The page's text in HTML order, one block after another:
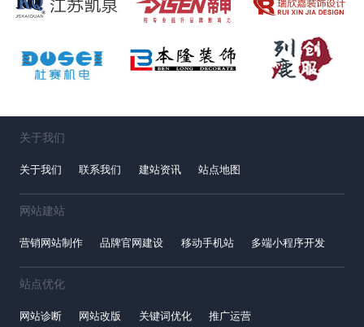
关于我们
关于我们 联系我们 建站资讯 站点地图
网站建站
营销网站制作 品牌官网建设 移动手机站 多端小程序开发
站点优化
网站诊断 网站改版 关键词优化 推广运营